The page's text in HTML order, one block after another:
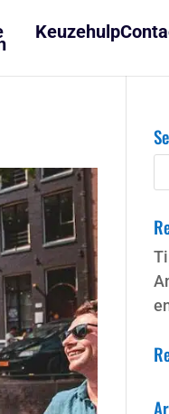
Keuzehulp